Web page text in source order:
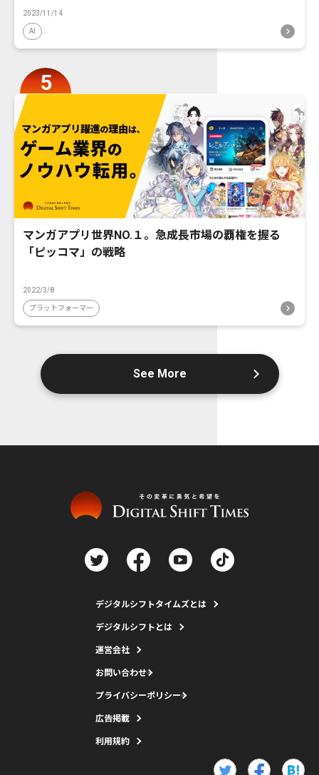
2023/11/14
AI
マンガアプリ世界NO.１。急成長市場の覇権を握る
「ピッコマ」の戦略
2022/3/8
プラットフォーマー
See More
デジタルシフトタイムズとは
デジタルシフトとは
運営会社
お問い合わせ
プライバシーポリシー
広告掲載
利用規約